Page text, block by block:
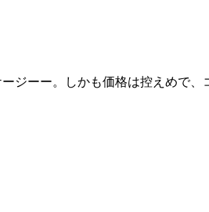
ジーー。しかも価格は控えめで、